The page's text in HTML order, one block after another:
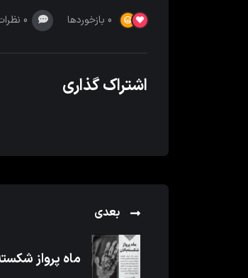
0 بازخوردها 0
اشتراک گذاری
بعدی
ماه پرواز